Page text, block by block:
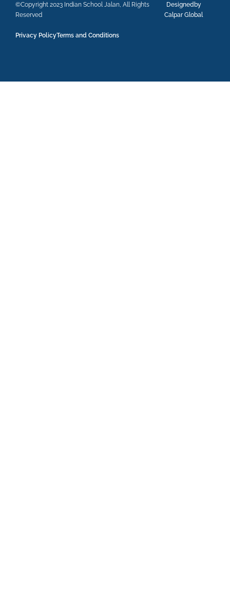
©Copyright 2023 Indian School Jalan, All Rights
Reserved
Designedby
Calpar Global
Privacy PolicyTerms and Conditions